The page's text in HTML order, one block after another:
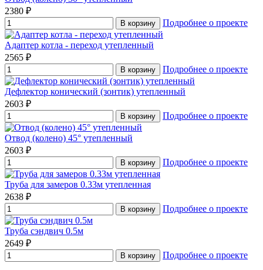
2380 ₽
В корзину Подробнее о проекте
Адаптер котла - переход утепленный
2565 ₽
В корзину Подробнее о проекте
Дефлектор конический (зонтик) утепленный
2603 ₽
В корзину Подробнее о проекте
Отвод (колено) 45° утепленный
2603 ₽
В корзину Подробнее о проекте
Труба для замеров 0.33м утепленная
2638 ₽
В корзину Подробнее о проекте
Труба сэндвич 0.5м
2649 ₽
В корзину Подробнее о проекте